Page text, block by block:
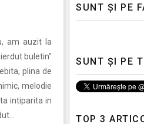
am auzit la
buletin"
plina de
melodie
intiparita in
SUNT ȘI PE
SUNT ȘI PE
TOP 3